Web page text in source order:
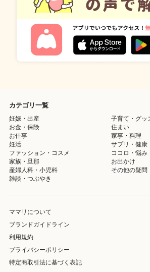
カテゴリ一覧
妊娠・出産
子育て・グッ
お金・保険
住まい
お仕事
家事・料理
妊活
サプリ・健康
ファッション・コスメ
ココロ・悩み
家族・旦那
お出かけ
産婦人科・小児科
その他の疑問
雑談・つぶやき
ママリについて
ブランドガイドライン
利用規約
プライバシーポリシー
特定商取引法に基づく表記